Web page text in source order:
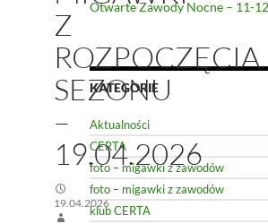
Z
ROZPOCZĘCIA
SEZONU
–
19.04.2026
19.04.2026
Otwarte Zawody Nocne – 11-
KATEGORIE
Aktualności
CERTA
foto – migawki z zawodów
foto – migawki z zawodów
klub CERTA